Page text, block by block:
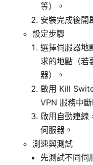
等）。
安裝完成後開
設定步驟
選擇伺服器地
求的地點（若
器）。
啟用 Kill
VPN 服務中
啟用自動連線
伺服器。
測速與測試
先測試不同伺